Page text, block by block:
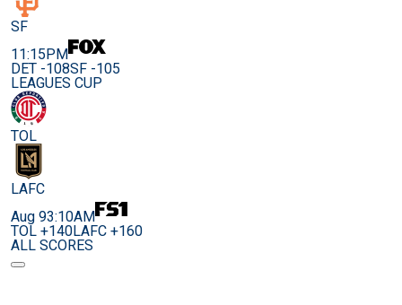
SF
11:15PM
DET -108SF -105
LEAGUES CUP
TOL
LAFC
Aug 93:10AM
TOL +140LAFC +160
ALL SCORES